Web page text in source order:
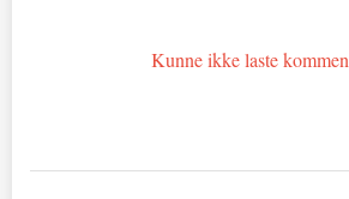
Kunne ikke laste